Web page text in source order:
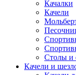
Качалки
Качели
Столы и
Качели и